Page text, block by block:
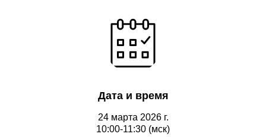
Дата и время
24 марта 2026 г.
10:00-11:30 (мск)